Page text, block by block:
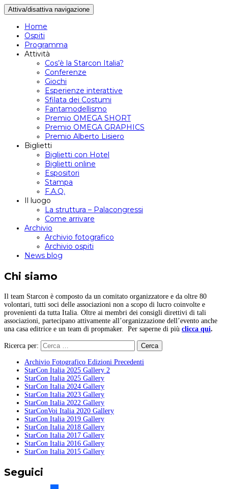
Attiva/disattiva navigazione
Home
Ospiti
Programma
Attività
Cos’è la Starcon Italia?
Conferenze
Giochi
Esperienze interattive
Sfilata dei Costumi
Fantamodellismo
Premio OMEGA SHORT
Premio OMEGA GRAPHICS
Premio Alberto Lisiero
Biglietti
Biglietti con Hotel
Biglietti online
Espositori
Stampa
F.A.Q.
Il luogo
La struttura – Palacongressi
Come arrivare
Archivio
Archivio fotografico
Archivio ospiti
News blog
Chi siamo
Il team Starcon è composto da un comitato organizzatore e da oltre 80
volontari, tutti soci delle associazioni non a scopo di lucro coinvolte e
provenienti da tutta Italia. Oltre ai membri dei consigli direttivi di tali
associazioni, partecipano attivamente all’organizzazione dell’evento anche
una casa editrice e un team di propmaker. Per saperne di più clicca qui.
Ricerca per:
Archivio Fotografico Edizioni Precedenti
StarCon Italia 2025 Gallery 2
StarCon Italia 2025 Gallery
StarCon Italia 2024 Gallery
StarCon Italia 2023 Gallery
StarCon Italia 2022 Gallery
StarConVoi Italia 2020 Gallery
StarCon Italia 2019 Gallery
StarCon Italia 2018 Gallery
StarCon Italia 2017 Gallery
StarCon Italia 2016 Gallery
StarCon Italia 2015 Gallery
Seguici